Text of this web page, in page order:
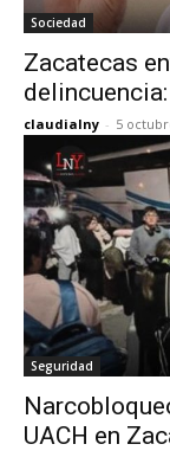
Sociedad
Zacatecas
claudialny - 5
Seguridad
UACH en